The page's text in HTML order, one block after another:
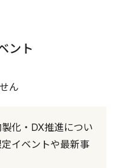
ント
ん
化・DX推進につい
イベントや最新事